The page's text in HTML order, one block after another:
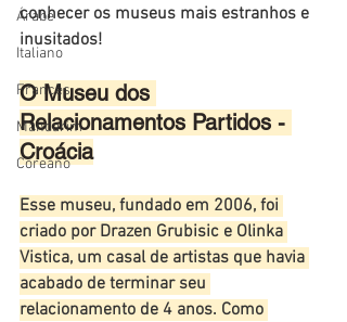
Árabe
Italiano
Francês
Mandarim
Coreano
conhecer os museus mais estranhos e
inusitados!
O Museu dos
Relacionamentos Partidos -
Croácia
Esse museu, fundado em 2006, foi
criado por Drazen Grubisic e Olinka
Vistica, um casal de artistas que havia
acabado de terminar seu
relacionamento de 4 anos. Como